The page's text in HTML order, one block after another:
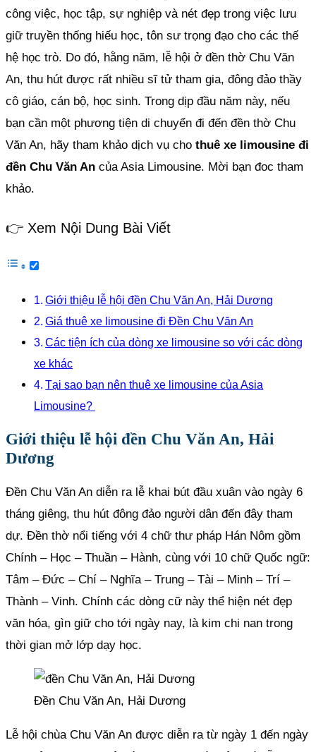
công việc, học tập, sự nghiệp và nét đẹp trong việc lưu
giữ truyền thống hiếu học, tôn sư trọng đạo cho các thế
hệ học trò. Do đó, hằng năm, lễ hội ở đền thờ Chu Văn
An, thu hút được rất nhiều sĩ tử tham gia, đông đảo thầy
cô giáo, cán bộ, học sinh. Trong dịp đầu năm này, nếu
bạn cần một phương tiện di chuyển đi đến đền thờ Chu
Văn An, hãy tham khảo dịch vụ cho thuê xe limousine đi
đền Chu Văn An của Asia Limousine. Mời bạn đoc tham
khảo.
👉 Xem Nội Dung Bài Viết
Giới thiệu lễ hội đền Chu Văn An, Hải Dương
Giá thuê xe limousine đi Đền Chu Văn An
Các tiện ích của dòng xe limousine so với các dòng
xe khác
Tại sao bạn nên thuê xe limousine của Asia
Limousine?
Giới thiệu lễ hội đền Chu Văn An, Hải
Dương
Đền Chu Văn An diễn ra lễ khai bút đầu xuân vào ngày 6
tháng giêng, thu hút đông đảo người dân đến đây tham
dự. Đền thờ nổi tiếng với 4 chữ thư pháp Hán Nôm gồm
Chính – Học – Thuần – Hành, cùng với 10 chữ Quốc ngữ:
Tâm – Đức – Chí – Nghĩa – Trung – Tài – Minh – Trí –
Thành – Vinh. Chính các dòng cữ này thể hiện nét đẹp
văn hóa, gìn giữ cho tới ngày nay, là kim chi nan trong
thời gian mở lớp dạy học.
Đền Chu Văn An, Hải Dương
Lễ hội chùa Chu Văn An được diễn ra từ ngày 1 đến ngày